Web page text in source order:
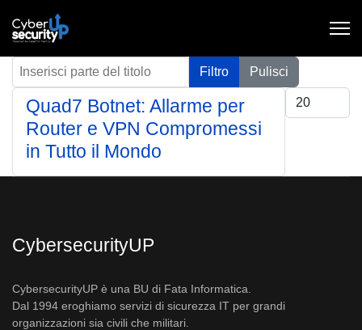
Inserisci parte del titolo Filtro
Pulisci
Visualizza #
Quad7 Botnet: Allarme per
Router e VPN Compromessi
in Tutto il Mondo
CybersecurityUP
CybersecurityUP è una BU di Fata Informatica.
Dal 1994 eroghiamo servizi di sicurezza IT per grandi
organizzazioni sia civili che militari.